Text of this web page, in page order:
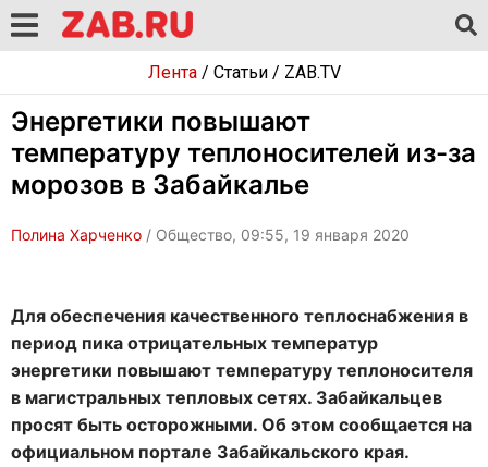
Лента/ Статьи/ ZAB.TV
Энергетики повышают
температуру теплоносителей из-за
морозов в Забайкалье
Полина Харченко / Общество, 09:55, 19 января 2020
Для обеспечения качественного теплоснабжения в
период пика отрицательных температур
энергетики повышают температуру теплоносителя
в магистральных тепловых сетях. Забайкальцев
просят быть осторожными. Об этом сообщается на
официальном портале Забайкальского края.